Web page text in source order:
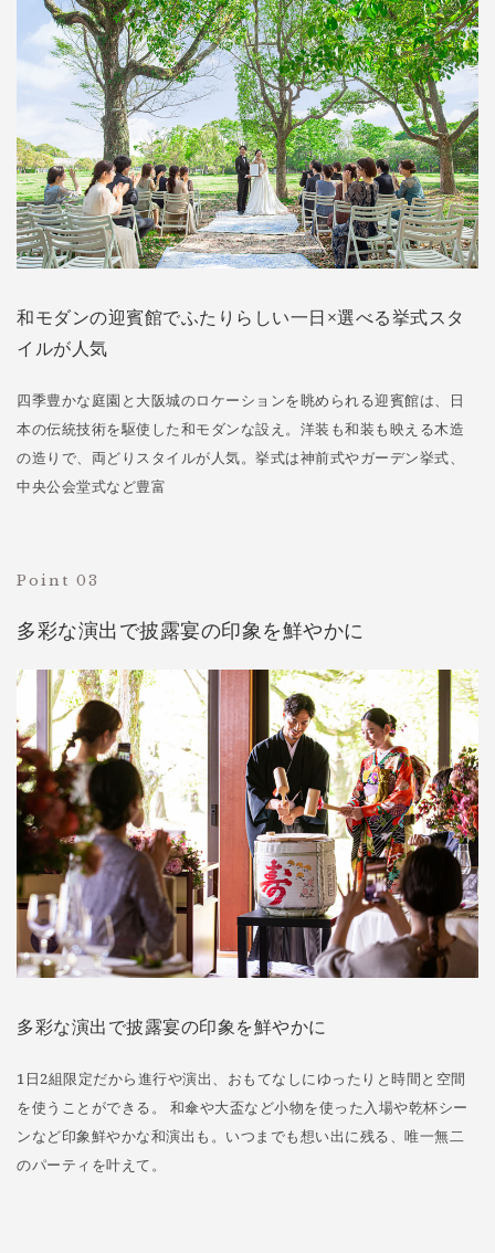
和モダンの迎賓館でふたりらしい一日×選べる挙式スタ
イルが人気
四季豊かな庭園と大阪城のロケーションを眺められる迎賓館は、日
本の伝統技術を駆使した和モダンな設え。洋装も和装も映える木造
の造りで、両どりスタイルが人気。挙式は神前式やガーデン挙式、
中央公会堂式など豊富
Point 03
多彩な演出で披露宴の印象を鮮やかに
多彩な演出で披露宴の印象を鮮やかに
1日2組限定だから進行や演出、おもてなしにゆったりと時間と空間
を使うことができる。 和傘や大盃など小物を使った入場や乾杯シー
ンなど印象鮮やかな和演出も。いつまでも想い出に残る、唯一無二
のパーティを叶えて。